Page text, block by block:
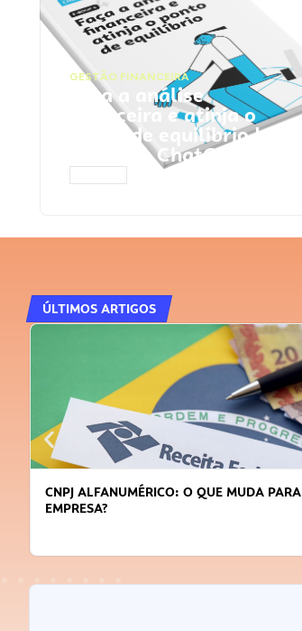
GESTÃO FINANCEIRA
Faça a análise
financeira e atinja o
ponto de equilíbrio |
Prompts ChatGPT
ÚLTIMOS ARTIGOS
O QUE MUDA PARA QUEM JÁ TEM